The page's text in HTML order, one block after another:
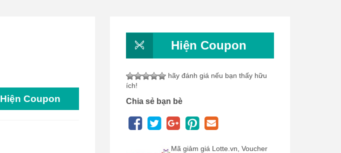
Hiện Coupon
Hiện Coupon
hãy đánh giá nếu bạn thấy hữu
ích!
Chia sẻ bạn bè
Mã giảm giá Lotte.vn, Voucher